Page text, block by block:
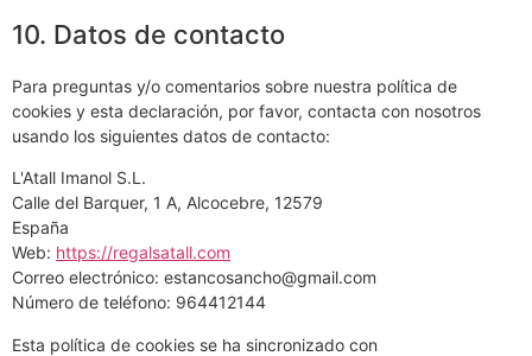
10. Datos de contacto
Para preguntas y/o comentarios sobre nuestra política de
cookies y esta declaración, por favor, contacta con nosotros
usando los siguientes datos de contacto:
L'Atall Imanol S.L.
Calle del Barquer, 1 A, Alcocebre, 12579
España
Web: https://regalsatall.com
Correo electrónico: estancosancho@gmail.com
Número de teléfono: 964412144
Esta política de cookies se ha sincronizado con